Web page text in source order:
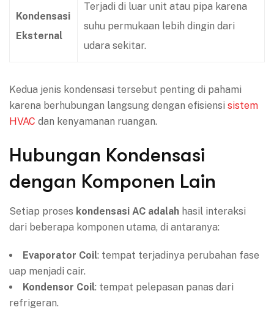
Kondensasi
Eksternal
Terjadi di luar unit atau pipa karena
suhu permukaan lebih dingin dari
udara sekitar.
Kedua jenis kondensasi tersebut penting di pahami
karena berhubungan langsung dengan efisiensi sistem
HVAC dan kenyamanan ruangan.
Hubungan Kondensasi
dengan Komponen Lain
Setiap proses kondensasi AC adalah hasil interaksi
dari beberapa komponen utama, di antaranya:
Evaporator Coil: tempat terjadinya perubahan fase
uap menjadi cair.
Kondensor Coil: tempat pelepasan panas dari
refrigeran.